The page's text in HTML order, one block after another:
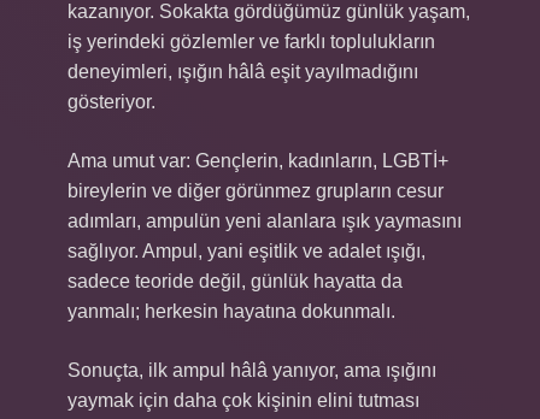
kazanıyor. Sokakta gördüğümüz günlük yaşam,
iş yerindeki gözlemler ve farklı toplulukların
deneyimleri, ışığın hâlâ eşit yayılmadığını
gösteriyor.
Ama umut var: Gençlerin, kadınların, LGBTİ+
bireylerin ve diğer görünmez grupların cesur
adımları, ampulün yeni alanlara ışık yaymasını
sağlıyor. Ampul, yani eşitlik ve adalet ışığı,
sadece teoride değil, günlük hayatta da
yanmalı; herkesin hayatına dokunmalı.
Sonuçta, ilk ampul hâlâ yanıyor, ama ışığını
yaymak için daha çok kişinin elini tutması